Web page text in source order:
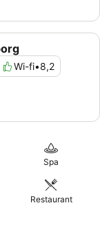
Wi-fi•8,2
Spa
Restaurant